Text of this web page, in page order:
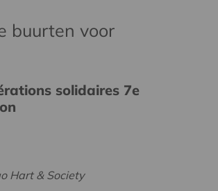
buurten voor
solidaires 7e